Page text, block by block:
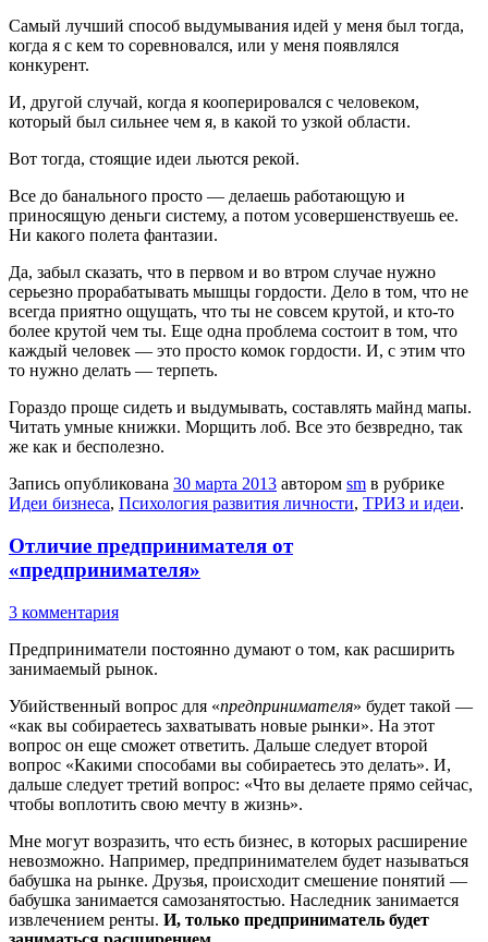
Самый лучший способ выдумывания идей у меня был тогда,
когда я с кем то соревновался, или у меня появлялся
конкурент.
И, другой случай, когда я кооперировался с человеком,
который был сильнее чем я, в какой то узкой области.
Вот тогда, стоящие идеи льются рекой.
Все до банального просто — делаешь работающую и
приносящую деньги систему, а потом усовершенствуешь ее.
Ни какого полета фантазии.
Да, забыл сказать, что в первом и во втром случае нужно
серьезно прорабатывать мышцы гордости. Дело в том, что не
всегда приятно ощущать, что ты не совсем крутой, и кто-то
более крутой чем ты. Еще одна проблема состоит в том, что
каждый человек — это просто комок гордости. И, с этим что
то нужно делать — терпеть.
Гораздо проще сидеть и выдумывать, составлять майнд мапы.
Читать умные книжки. Морщить лоб. Все это безвредно, так
же как и бесполезно.
Запись опубликована 30 марта 2013 автором sm в рубрике
Идеи бизнеса, Психология развития личности, ТРИЗ и идеи.
Отличие предпринимателя от
«предпринимателя»
3 комментария
Предприниматели постоянно думают о том, как расширить
занимаемый рынок.
Убийственный вопрос для «предпринимателя» будет такой —
«как вы собираетесь захватывать новые рынки». На этот
вопрос он еще сможет ответить. Дальше следует второй
вопрос «Какими способами вы собираетесь это делать». И,
дальше следует третий вопрос: «Что вы делаете прямо сейчас,
чтобы воплотить свою мечту в жизнь».
Мне могут возразить, что есть бизнес, в которых расширение
невозможно. Например, предпринимателем будет называться
бабушка на рынке. Друзья, происходит смешение понятий —
бабушка занимается самозанятостью. Наследник занимается
извлечением ренты. И, только предприниматель будет